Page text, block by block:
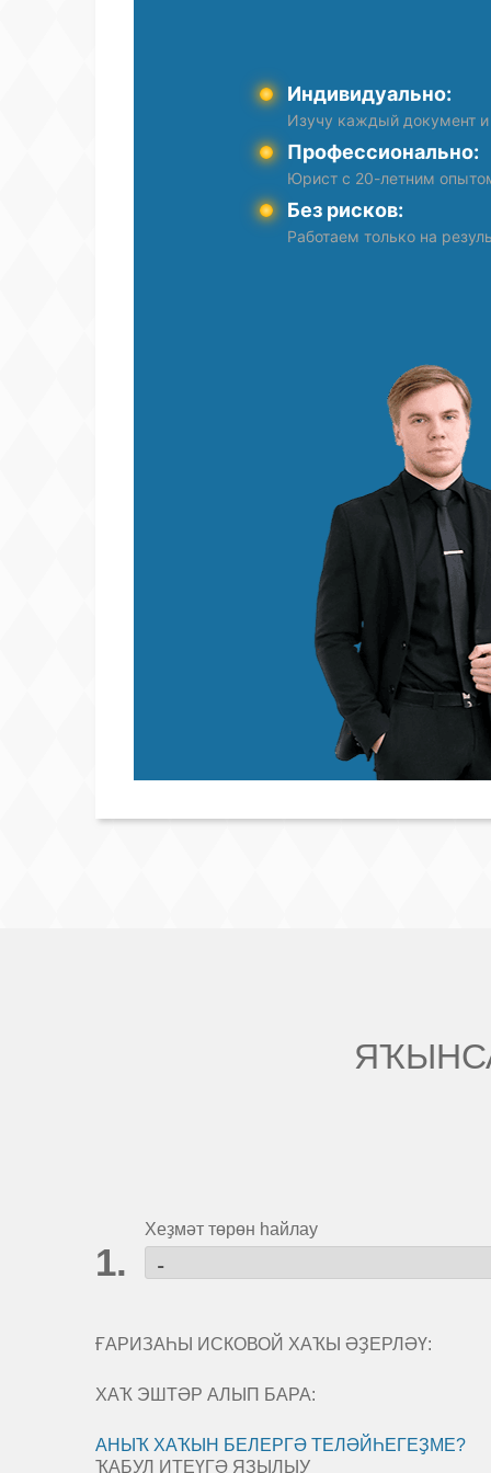
Индивидуально:
Изучу каждый документ
Профессионально:
Юрист с 20-летним
Без рисков:
Работаем только на
Хеҙмәт төрөн һайлау
ҒАРИЗАҺЫ ИСКОВОЙ ХАҠЫ ӘҘЕРЛӘҮ:
ХАҠ ЭШТӘР АЛЫП БАРА:
АНЫҠ ХАҠЫН БЕЛЕРГӘ ТЕЛӘЙҺЕГЕҘМЕ?
ҠАБУЛ ИТЕҮГӘ ЯҘЫЛЫУ